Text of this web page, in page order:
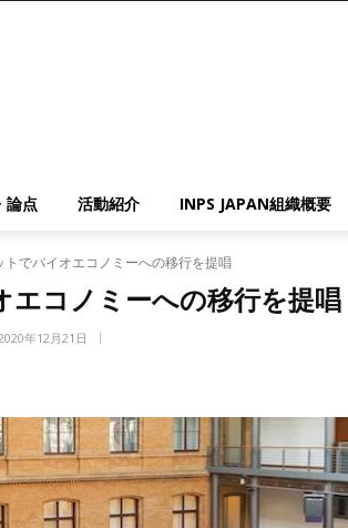
論点 活動紹介 INPS JAPAN組織概要
トでバイオエコノミーへの移行を提唱
コノミーへの移行を提唱
年12月21日